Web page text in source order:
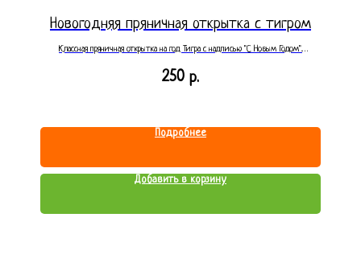
Новогодняя пряничная открытка с тигром
Классная пряничная открытка на год Тигра с надписью "С Новым Годом".
получатель будет в восторге! Размер 15см. Упакована в коробку 12*20см, с
250 р.
Подробнее
Добавить в корзину